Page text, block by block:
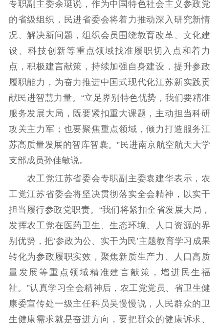
专职副主委余珽说，作为中国特色社会主义参政党
的省级组织，民进省委会将着力推动深入研究新情
况、解决新问题，组织会员围绕教育改革、文化建
设、科技创新等重点领域找准履职切入点和着力
点，积极建言献策，持续加强自身建设，提升参政
履职能力，为奋力推进中国式现代化江苏新实践贡
献民进智慧力量。“立足界别特色优势，我们要精准
服务发展大局，既要紧扣重大课题，主动担当科研
攻关主力军；也要聚焦重点领域，倾力打造服务江
苏高质量发展的智库智囊。”民进南京航空航天大学
支部成员孙佳敏说。
农工党江苏省委会专职副主委袁建华表示，农
工党江苏省委会将坚决贯彻落实全会精神，以实干
担当履行参政党职责。“我们将紧扣全省发展大局，
发挥农工党在医药卫生、生态环境、人口资源的界
别优势，把‘参政为公、实干为民’主题教育学习成果
转化为参政履职实效，聚焦新质生产力、人口高质
量发展等重点领域精准建言献策，增进民生福
祉。”认真学习全会精神后，农工党党员、省卫生健
康委宣传处一级主任科员吴慢慢说，人民群众的卫
生健康需求就是奋进方向，要把群众的健康诉求、